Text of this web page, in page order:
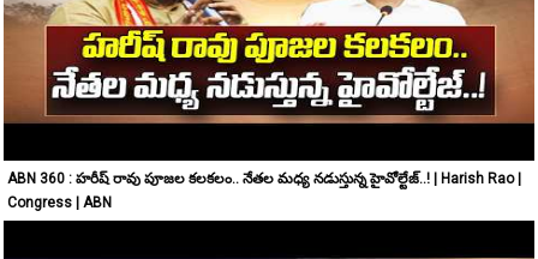
ABN 360 : హరీష్ రావు పూజల కలకలం.. నేతల మధ్య నడుస్తున్న హైవోల్టేజ్..! | Harish Rao |
Congress | ABN